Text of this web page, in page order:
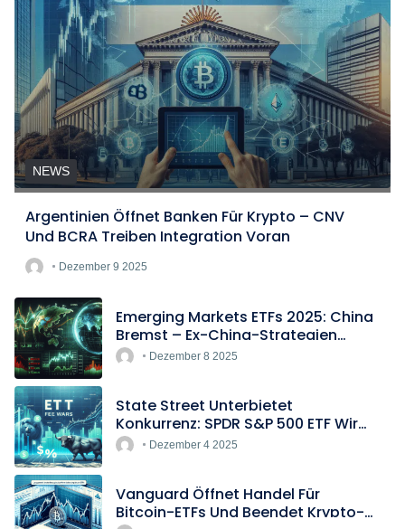
NEWS
Argentinien Öffnet Banken Für Krypto – CNV
Und BCRA Treiben Integration Voran
Dezember 9 2025
Emerging Markets ETFs 2025: China
Bremst – Ex-China-Strategien
BoomenDezember 8 2025
State Street Unterbietet
Konkurrenz: SPDR S&P 500 ETF Wird
Europas Günstigster Indextracker
Dezember 4 2025
Vanguard Öffnet Handel Für
Bitcoin-ETFs Und Beendet Krypto-